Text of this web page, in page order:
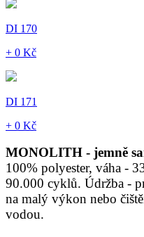
DI 170
+ 0 Kč
DI 171
+ 0 Kč
MONOLITH - jemně
100% polyester, váha -
90.000 cyklů. Údržba -
na malý výkon nebo
vodou.